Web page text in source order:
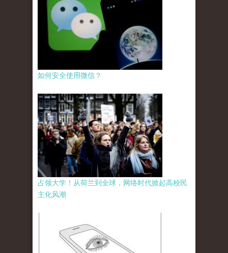
如何安全使用微信？
占领大学！从荷兰到全球，网络时代掀起高校民
主化风潮